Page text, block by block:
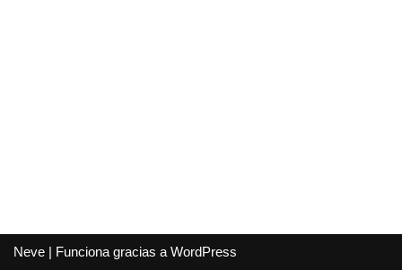
Neve | Funciona gracias a WordPress